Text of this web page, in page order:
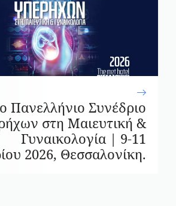
Πανελλήνιο Συνέδριο
στη Μαιευτική &
Γυναικολογία | 9-11
2026, Θεσσαλονίκη.